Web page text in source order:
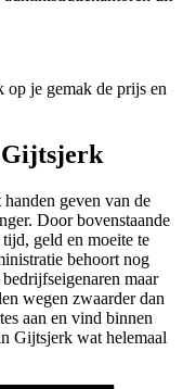
je gemak de prijs en
Gijtsjerk
geven van de
Door bovenstaande
geld en moeite te
behoort nog
maar
wegen zwaarder dan
aan en vind binnen
Gijtsjerk wat helemaal